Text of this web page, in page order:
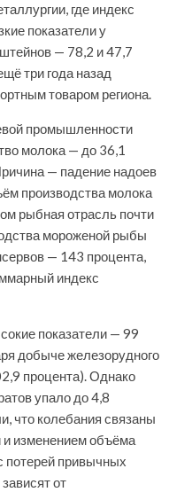
где индекс
показатели у
— 78,2 и 47,7
три года назад
товаром региона.
промышленности
молока — до 36,1
— падение надоев
производства молока
рыбная отрасль почти
мороженой рыбы
— 143 процента,
индекс
показатели — 99
добыче железорудного
процента). Однако
упало до 4,8
что колебания связаны
изменением объёма
потерей привычных
от